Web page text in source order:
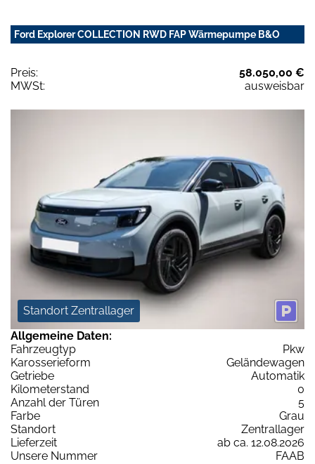
Ford Explorer COLLECTION RWD FAP Wärmepumpe B&O
Preis:
58.050,00 €
MWSt:
ausweisbar
Standort Zentrallager
Allgemeine Daten:
Fahrzeugtyp
Pkw
Karosserieform
Geländewagen
Getriebe
Automatik
Kilometerstand
0
Anzahl der Türen
5
Farbe
Grau
Standort
Zentrallager
Lieferzeit
ab ca. 12.08.2026
Unsere Nummer
FAAB